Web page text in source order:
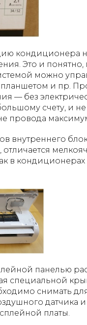
кондиционера
Это и понятно,
можно
и пр.
— без
счету, и
провода
внутреннего
отличается
в кондиционерах
панелью
специальной
снимать
датчика
платы.